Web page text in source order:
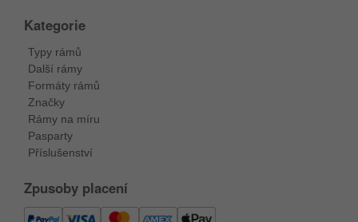
Kategorie
Typy rámů
Další rámy
Formáty rámů
Značky
Rámy na míru
Pasparty
Příslušenství
Zpusoby placení